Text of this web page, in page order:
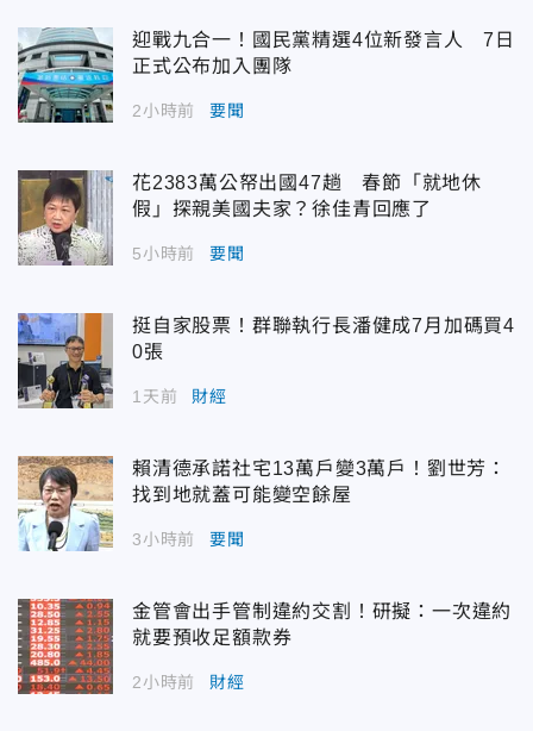
迎戰九合一！國民黨精選4位新發言人 7日
正式公布加入團隊
2小時前 要聞
花2383萬公帑出國47趟 春節「就地休
假」探親美國夫家？徐佳青回應了
5小時前 要聞
挺自家股票！群聯執行長潘健成7月加碼買4
0張
1天前 財經
賴清德承諾社宅13萬戶變3萬戶！劉世芳：
找到地就蓋可能變空餘屋
3小時前 要聞
金管會出手管制違約交割！研擬：一次違約
就要預收足額款券
2小時前 財經